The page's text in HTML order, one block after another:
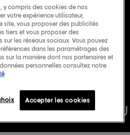
Racines Hair
auprès de votre
HAIR TOUCH U
UP
HAIR TOUC
y compris des cookies de nos
votre expérience utilisateur,
site, vous proposer des publicités
tiers et vous proposer des
les réseaux sociaux. Vous pouvez
dans les paramétrages des
sur la manière dont nos partenaires et
personnelles consultez notre
Accepter les cookies